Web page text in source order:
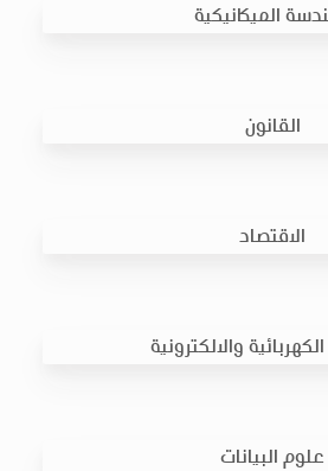
الميكانيكية
القانون
الاقتصاد
والالكترونية
علوم البيانات